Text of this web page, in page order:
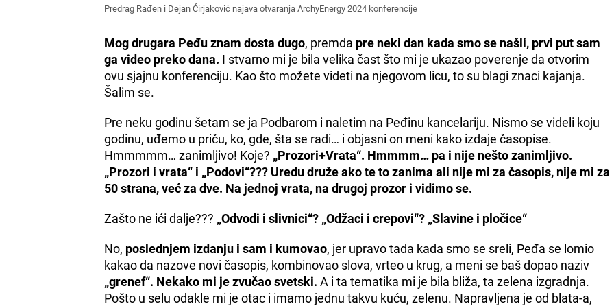
Predrag Rađen i Dejan Ćirjaković najava otvaranja ArchyEnergy 2024 konferencije
Mog drugara Peđu znam dosta dugo, premda pre neki dan kada smo se našli, prvi put sam
ga video preko dana. I stvarno mi je bila velika čast što mi je ukazao poverenje da otvorim
ovu sjajnu konferenciju. Kao što možete videti na njegovom licu, to su blagi znaci kajanja.
Šalim se.
Pre neku godinu šetam se ja Podbarom i naletim na Peđinu kancelariju. Nismo se videli koju
godinu, uđemo u priču, ko, gde, šta se radi… i objasni on meni kako izdaje časopise.
Hmmmmm… zanimljivo! Koje? „Prozori+Vrata“. Hmmmm… pa i nije nešto zanimljivo.
„Prozori i vrata“ i „Podovi“??? Uredu druže ako te to zanima ali nije mi za časopis, nije mi za
50 strana, već za dve. Na jednoj vrata, na drugoj prozor i vidimo se.
Zašto ne ići dalje??? „Odvodi i slivnici“? „Odžaci i crepovi“? „Slavine i pločice“
No, poslednjem izdanju i sam i kumovao, jer upravo tada kada smo se sreli, Peđa se lomio
kakao da nazove novi časopis, kombinovao slova, vrteo u krug, a meni se baš dopao naziv
„grenef“. Nekako mi je zvučao svetski. A i ta tematika mi je bila bliža, ta zelena izgradnja.
Pošto u selu odakle mi je otac i imamo jednu takvu kuću, zelenu. Napravljena je od blata-a,